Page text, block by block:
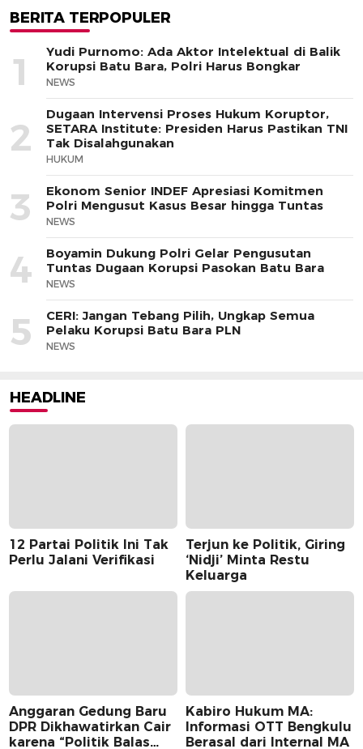
BERITA TERPOPULER
1
Yudi Purnomo: Ada Aktor Intelektual di Balik
Korupsi Batu Bara, Polri Harus Bongkar
NEWS
2
Dugaan Intervensi Proses Hukum Koruptor,
SETARA Institute: Presiden Harus Pastikan TNI
Tak Disalahgunakan
HUKUM
3
Ekonom Senior INDEF Apresiasi Komitmen
Polri Mengusut Kasus Besar hingga Tuntas
NEWS
4
Boyamin Dukung Polri Gelar Pengusutan
Tuntas Dugaan Korupsi Pasokan Batu Bara
NEWS
5
CERI: Jangan Tebang Pilih, Ungkap Semua
Pelaku Korupsi Batu Bara PLN
NEWS
HEADLINE
12 Partai Politik Ini Tak
Perlu Jalani Verifikasi
Terjun ke Politik, Giring
‘Nidji’ Minta Restu
Keluarga
Anggaran Gedung Baru
DPR Dikhawatirkan Cair
karena “Politik Balas
Kabiro Hukum MA:
Informasi OTT Bengkulu
Berasal dari Internal MA